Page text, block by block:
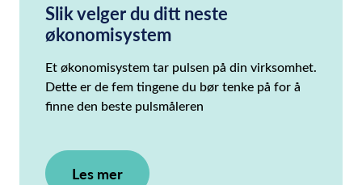
Slik velger du ditt neste
økonomisystem
Et økonomisystem tar pulsen på din virksomhet.
Dette er de fem tingene du bør tenke på for å
finne den beste pulsmåleren
Les mer